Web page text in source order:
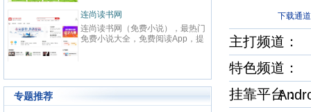
优秀
经过
显著
部，
创文
耽美、爱情等原创网络小说而著
名。 截止到2015年3月31日，晋
江文学城拥有在线作品177万余
部，穿越、言情、影视、都市爱
的这种不落窠臼的行事作风也在行
下。
学事
学作
大成
连尚读书网
连尚读书网（免费小说），最热门
免费小说大全，免费阅读App，提
红袖
红袖
全球
商之
统、
准的
240
文、
专题推荐
下载通
主打频道
特色频道
挂靠平台